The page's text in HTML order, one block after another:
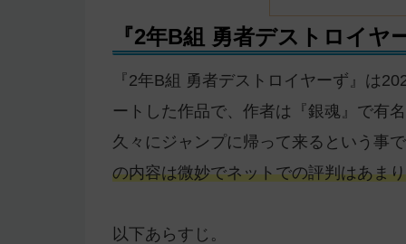
『2年B組 勇者デストロイヤ
『2年B組 勇者デストロイヤーず』は
ートした作品で、作者は『銀魂』で有
久々にジャンプに帰って来るという事
の内容は微妙でネットでの評判はあま
以下あらすじ。